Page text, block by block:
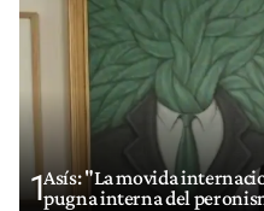
1Asís: "La movida
pugna interna del